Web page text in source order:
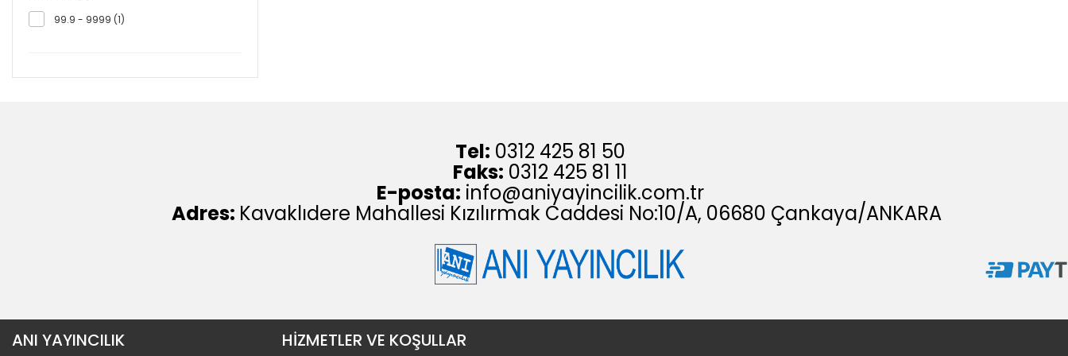
99.9 - 9999 (1)
Tel: 0312 425 81 50
Faks: 0312 425 81 11
E-posta: info@aniyayincilik.com.tr
Adres: Kavaklıdere Mahallesi Kızılırmak Caddesi No:10/A, 06680 Çankaya/ANKARA
ANI YAYINCILIK HİZMETLER VE KOŞULLAR